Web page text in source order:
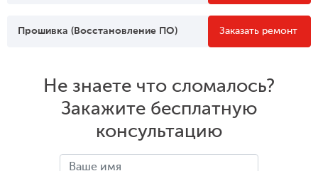
Прошивка (Восстановление ПО) Заказать ремонт
Не знаете что сломалось?
Закажите бесплатную
консультацию